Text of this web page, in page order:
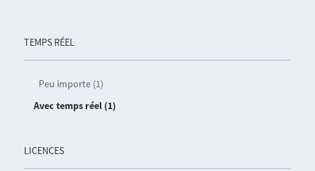
TEMPS RÉEL
Peu importe (1)
Avec temps réel (1)
LICENCES